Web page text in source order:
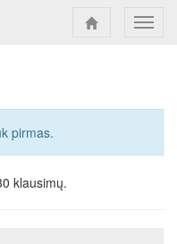
pirmas.
klausimų.